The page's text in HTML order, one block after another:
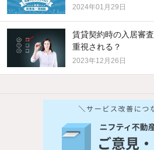
2024年01月29日
賃貸契約時の入居審
重視される？
2023年12月26日